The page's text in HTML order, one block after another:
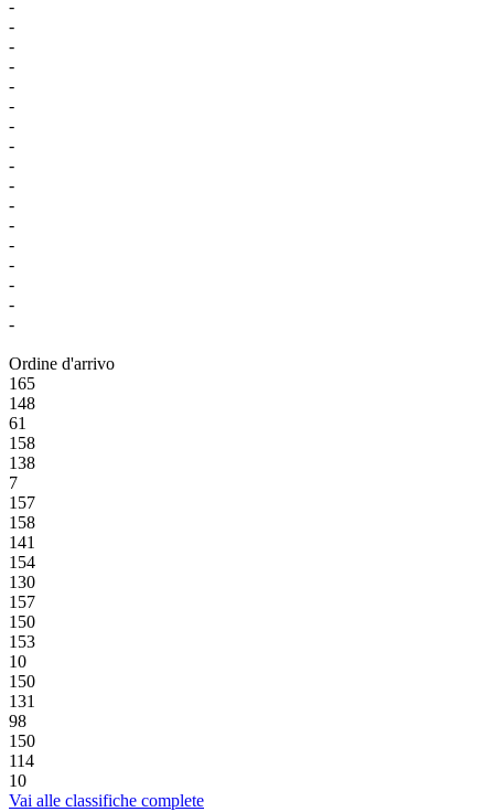
-
-
-
-
-
-
-
-
-
-
-
-
-
-
-
-
-
Ordine d'arrivo
165
148
61
158
138
7
157
158
141
154
130
157
150
153
10
150
131
98
150
114
10
Vai alle classifiche complete